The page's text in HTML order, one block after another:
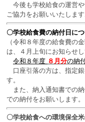
今後も学校給食の運営や
ご協力をお願いいたします
〇学校給食費の納付日に
（令和８年度の給食費の
は、４月上旬にお知らせし
令和８年度 ８月 分の納
口座引落の方は、指定
す。
また、納入通知書での
での納付をお願いします。
〇学校給食への環境保全